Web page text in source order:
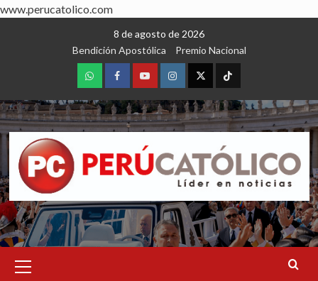
www.perucatolico.com
8 de agosto de 2026
Bendición Apostólica
Premio Nacional
WhatsAppFacebookYoutubeInstagram
X TikTok
Menu